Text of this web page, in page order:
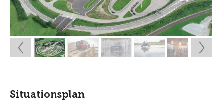
Situationsplan